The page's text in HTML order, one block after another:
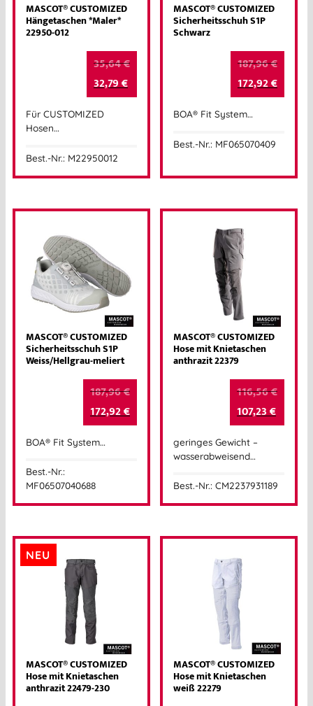
MASCOT® CUSTOMIZED
Hängetaschen *Maler*
22950-012
35,64€
32,79€
Für CUSTOMIZED
Hosen…
Best.-Nr.: M22950012
MASCOT® CUSTOMIZED
Sicherheitsschuh S1P
Schwarz
187,96€
172,92€
BOA® Fit System…
Best.-Nr.: MF065070409
MASCOT® CUSTOMIZED
Sicherheitsschuh S1P
Weiss/Hellgrau-meliert
187,96€
172,92€
BOA® Fit System…
Best.-Nr.:
MF06507040688
MASCOT® CUSTOMIZED
Hose mit Knietaschen
anthrazit 22379
116,56€
107,23€
geringes Gewicht –
wasserabweisend…
Best.-Nr.: CM2237931189
NEU
MASCOT® CUSTOMIZED
Hose mit Knietaschen
anthrazit 22479-230
MASCOT® CUSTOMIZED
Hose mit Knietaschen
weiß 22279